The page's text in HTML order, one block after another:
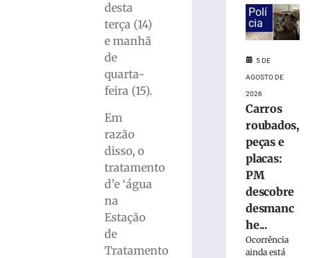
desta
terça (14)
e manhã
de
quarta-
feira (15).
Em
razão
disso, o
tratamento
d’e ‘água
na
Estação
de
Tratamento
Defesa
estado
possíveis
temporais
Polí
cia
5 DE
AGOSTO DE
2026
Carros
roubados,
peças e
placas:
PM
descobre
desmanc
he...
Ocorrência
ainda está